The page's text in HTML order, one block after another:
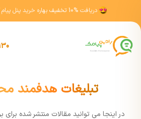
دریافت 10% تخفیف بهاره خرید پنل پیام
تبلیغات هدفمند
در اينجا مي توانيد مقالات منتشر شده